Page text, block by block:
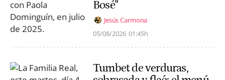
Bosé"
Jesús Carmona
05/08/2026 01:45h
Tumbet de verduras,